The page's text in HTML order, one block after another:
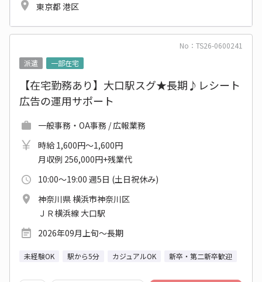
東京都 港区
No：TS26-0600241
派遣
一部在宅
【在宅勤務あり】大口駅スグ★長期♪レシート
広告の運用サポート
一般事務・OA事務 / 広報業務
時給 1,600円～1,600円
月収例 256,000円+残業代
10:00～19:00 週5日 (土日祝休み)
神奈川県 横浜市神奈川区
ＪＲ横浜線 大口駅
2026年09月上旬～長期
未経験OK 駅から5分 カジュアルOK 新卒・第二新卒歓迎